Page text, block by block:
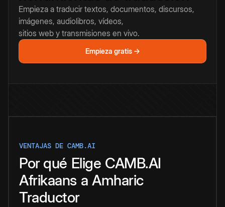
Empieza a traducir textos, documentos, discursos,
imágenes, audiolibros, vídeos,
sitios web y transmisiones en vivo.
Empieza gratis →
VENTAJAS DE CAMB.AI
Por qué Elige CAMB.AI
Afrikaans a Amharic
Traductor